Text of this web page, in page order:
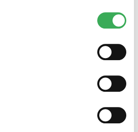
Hunger Game: ‘Ik schrok, we
kregen er een paar miljoen
slaapmiddelen: zo komen